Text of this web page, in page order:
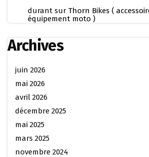
durant sur Thorn Bikes (
équipement moto )
Archives
juin 2026
mai 2026
avril 2026
décembre 2025
mai 2025
mars 2025
novembre 2024